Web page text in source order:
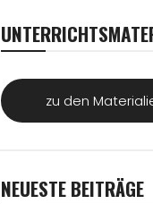
zu den
NEUESTE BEITRÄGE